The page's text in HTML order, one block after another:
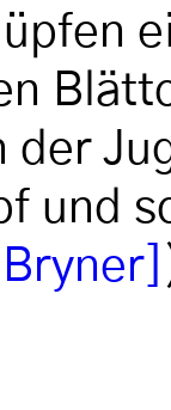
der
und